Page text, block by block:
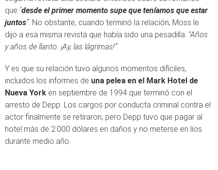
que "desde el primer momento supe que teníamos que estar
juntos”. No obstante, cuando terminó la relación, Moss le
dijo a esa misma revista que había sido una pesadilla: “Años
y años de llanto. ¡Ay, las lágrimas!”.
Y es que su relación tuvo algunos momentos difíciles,
incluidos los informes de una pelea en el Mark Hotel de
Nueva York en septiembre de 1994 que terminó con el
arresto de Depp. Los cargos por conducta criminal contra el
actor finalmente se retiraron, pero Depp tuvo que pagar al
hotel más de 2.000 dólares en daños y no meterse en líos
durante medio año.